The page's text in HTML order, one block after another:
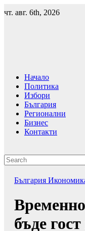
to
чт. авг. 6th, 2026
Начало
Политика
Избори
България
Регионални
Бизнес
Контакти
България
бъде